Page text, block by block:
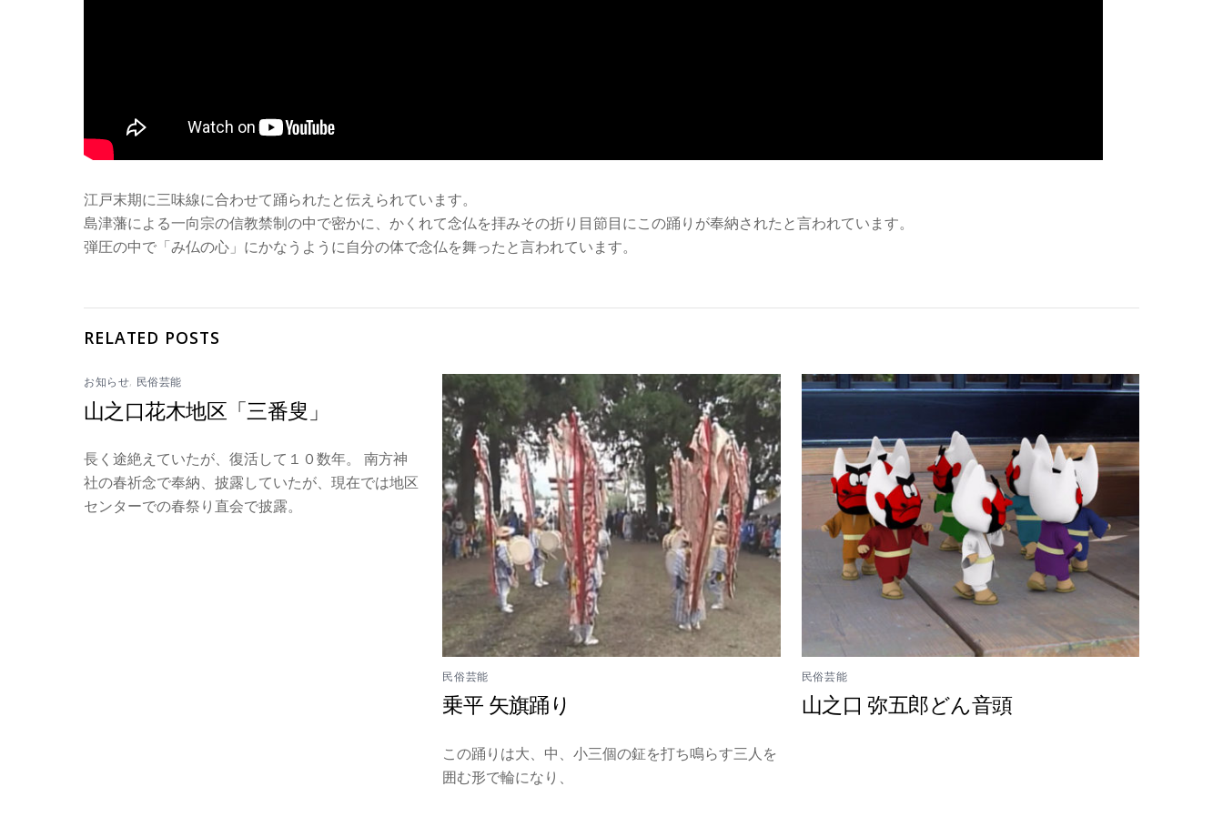
江戸末期に三味線に合わせて踊られたと伝えられています。
島津藩による一向宗の信教禁制の中で密かに、かくれて念仏を拝みその折り目節目にこの踊りが奉納されたと言われています。
弾圧の中で「み仏の心」にかなうように自分の体で念仏を舞ったと言われています。
RELATED POSTS
お知らせ, 民俗芸能
山之口花木地区「三番叟」
長く途絶えていたが、復活して１０数年。 南方神
社の春祈念で奉納、披露していたが、現在では地区
センターでの春祭り直会で披露。
民俗芸能
乗平 矢旗踊り
この踊りは大、中、小三個の鉦を打ち鳴らす三人を
囲む形で輪になり、
民俗芸能
山之口 弥五郎どん音頭